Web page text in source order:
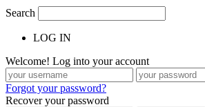
Search
LOG IN
Welcome! Log into your account
Forgot your password?
Recover your password